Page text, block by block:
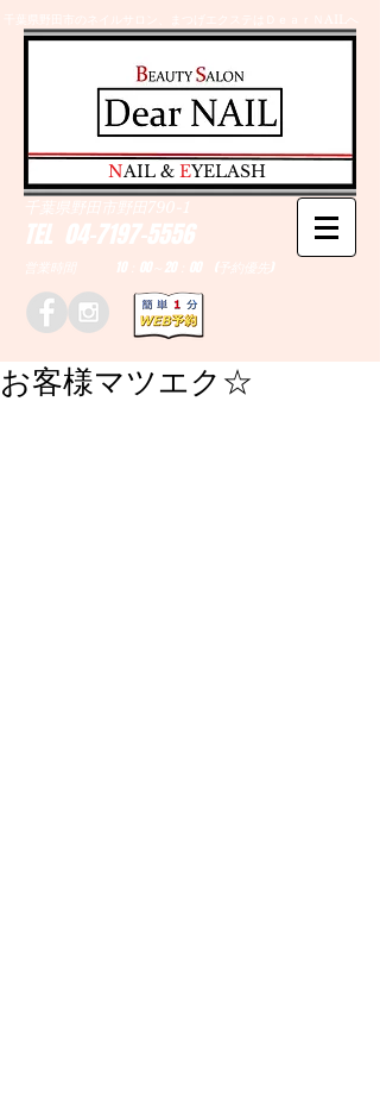
千葉県野田市のネイルサロン、まつげエクステはＤｅａｒＮAILへ
TEL 04-7197-5556
営業時間 10：00～20：00 (予約優先)
千葉県野田市野田790-1
​NAIL & EYELASH
お客様マツエク☆